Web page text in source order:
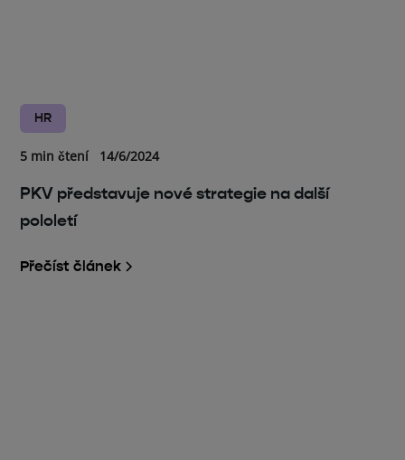
HR
5 min čtení 14/6/2024
PKV představuje nové strategie na další
pololetí
Přečíst článek